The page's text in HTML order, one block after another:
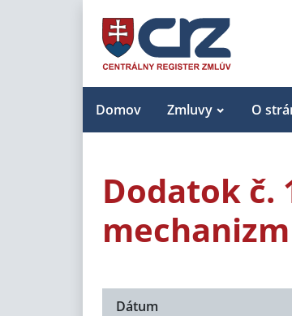
Domov Zmluvy O
Dodatok č.
Dátum